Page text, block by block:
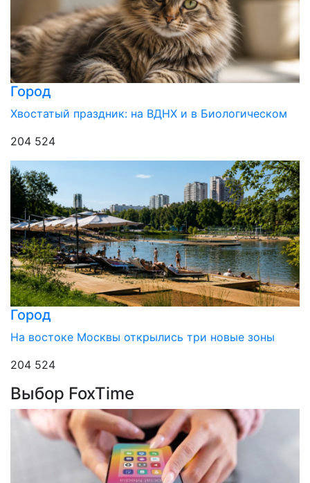
Город
Хвостатый праздник: на ВДНХ и в Биологическом
204 524
Город
На востоке Москвы открылись три новые зоны
204 524
Выбор FoxTime